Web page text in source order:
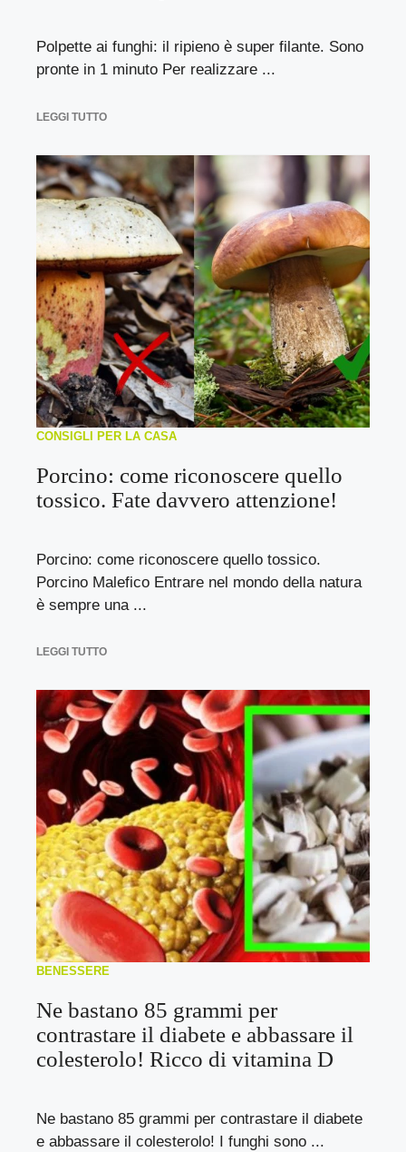
Polpette ai funghi: il ripieno è super filante. Sono
pronte in 1 minuto Per realizzare ...
LEGGI TUTTO
CONSIGLI PER LA CASA
Porcino: come riconoscere quello
tossico. Fate davvero attenzione!
Porcino: come riconoscere quello tossico.
Porcino Malefico Entrare nel mondo della natura
è sempre una ...
LEGGI TUTTO
BENESSERE
Ne bastano 85 grammi per
contrastare il diabete e abbassare il
colesterolo! Ricco di vitamina D
Ne bastano 85 grammi per contrastare il diabete
e abbassare il colesterolo! I funghi sono ...